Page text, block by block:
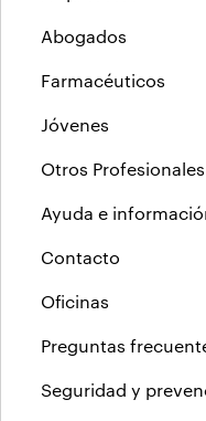
Abogados
Farmacéuticos
Jóvenes
Otros Profesionales
Ayuda e
Contacto
Oficinas
Preguntas
Seguridad y